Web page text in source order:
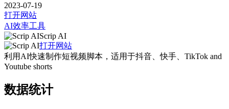
2023-07-19
打开网站
AI效率工具
Scrip AI
打开网站
利用AI快速制作短视频脚本，适用于抖音、快手、TikTok and
Youtube shorts
数据统计